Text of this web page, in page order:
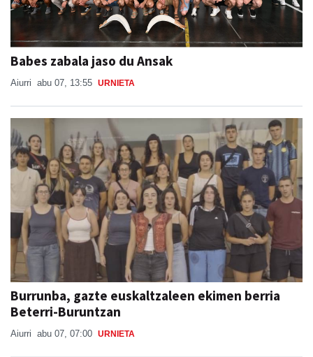
Babes zabala jaso du Ansak
Aiurri abu 07, 13:55 URNIETA
Burrunba, gazte euskaltzaleen ekimen berria
Beterri-Buruntzan
Aiurri abu 07, 07:00 URNIETA